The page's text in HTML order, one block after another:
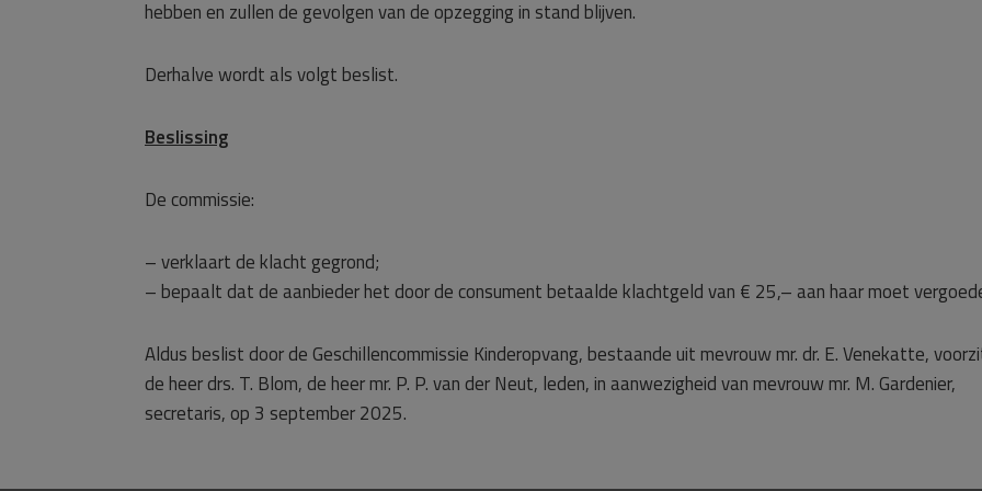
hebben en zullen de gevolgen van de opzegging in stand blijven.
Derhalve wordt als volgt beslist.
Beslissing
De commissie:
– verklaart de klacht gegrond;
– bepaalt dat de aanbieder het door de consument betaalde klachtgeld van € 25,– aan haar moet
Aldus beslist door de Geschillencommissie Kinderopvang, bestaande uit mevrouw mr. dr. E. Venekatte,
de heer drs. T. Blom, de heer mr. P. P. van der Neut, leden, in aanwezigheid van mevrouw mr. M. Gardenier,
secretaris, op 3 september 2025.